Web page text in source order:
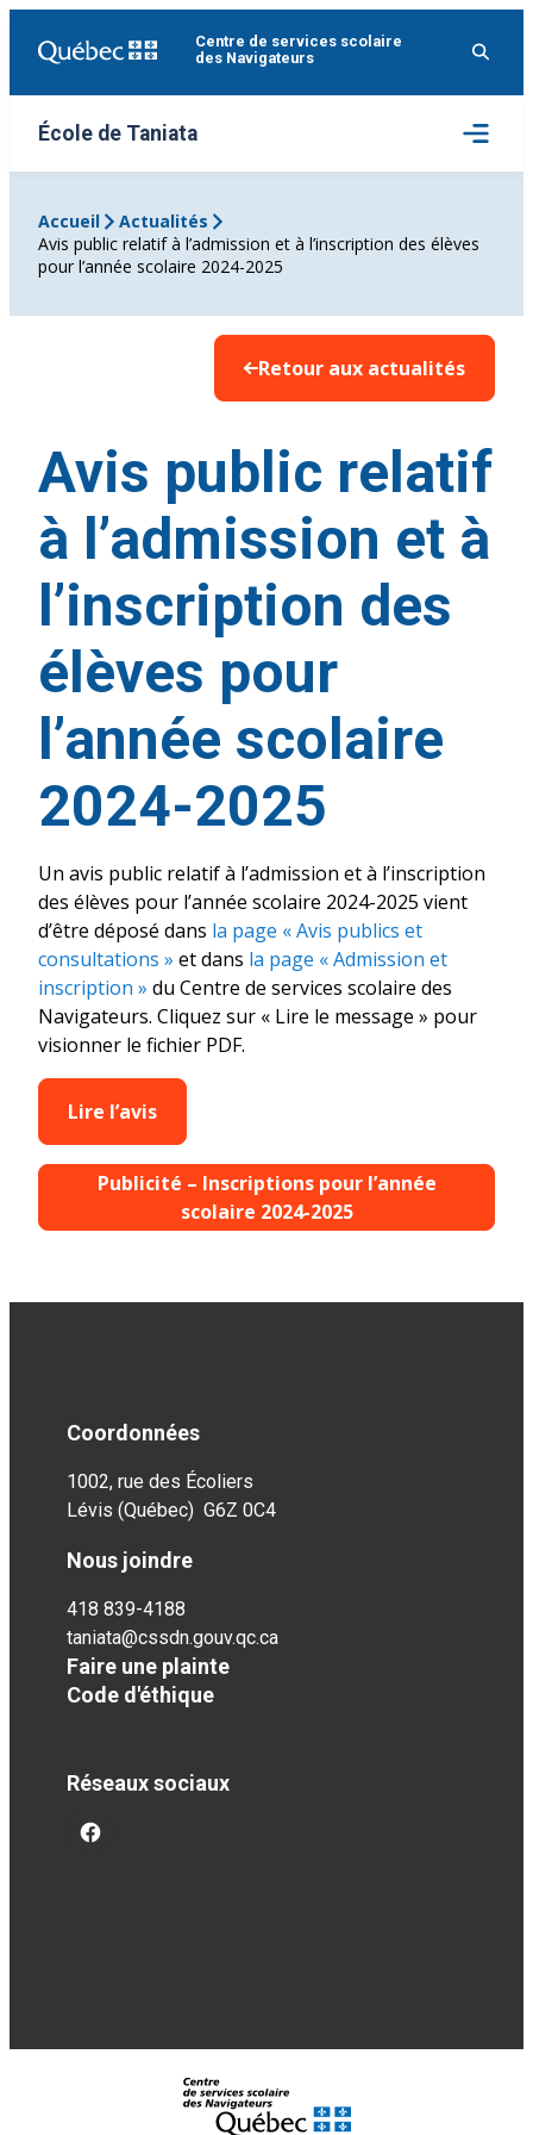
Centre de services scolaire
des Navigateurs
École de Taniata
Ouvrir
le
menu
Accueil
Actualités
Avis public relatif à l’admission et à l’inscription des élèves
pour l’année scolaire 2024-2025
Retour aux actualités
Avis public relatif
à l’admission et à
l’inscription des
élèves pour
l’année scolaire
2024-2025
Un avis public relatif à l’admission et à l’inscription
des élèves pour l’année scolaire 2024-2025 vient
d’être déposé dans la page « Avis publics et
consultations » et dans la page « Admission et
inscription » du Centre de services scolaire des
Navigateurs. Cliquez sur « Lire le message » pour
visionner le fichier PDF.
Lire l’avis
Publicité – Inscriptions pour l’année
scolaire 2024-2025
Coordonnées
1002, rue des Écoliers
Lévis (Québec) G6Z 0C4
Nous joindre
418 839-4188
taniata@cssdn.gouv.qc.ca
Faire une plainte
Code d'éthique
Réseaux sociaux
facebook